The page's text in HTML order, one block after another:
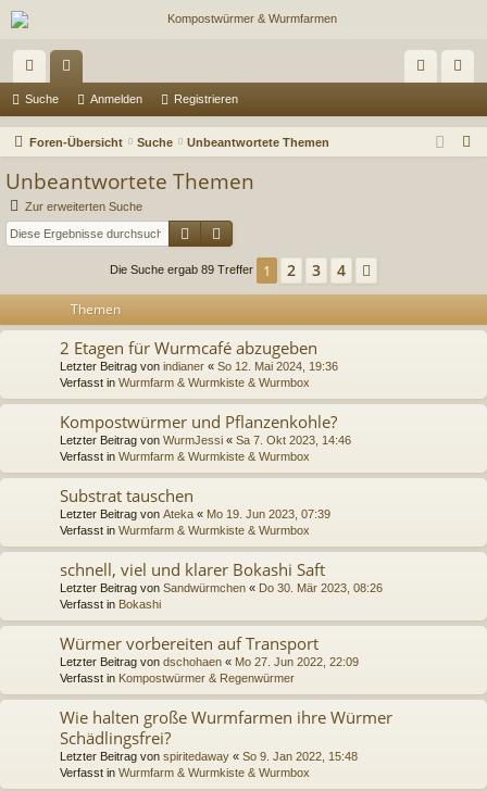
ch
ne
riff
en m ist
Suche Anmelden Registrieren
Foren-Übersicht Suche Unbeantwortete Themen
Unbeantwortete Themen
Zur erweiterten Suche
Suche
Die Suche ergab 89 Treffer 1 2 3 4
Themen
2 Etagen für Wurmcafé abzugeben
Letzter Beitrag von indianer « So 12. Mai 2024, 19:36
Verfasst in Wurmfarm & Wurmkiste & Wurmbox
Kompostwürmer und Pflanzenkohle?
Letzter Beitrag von WurmJessi « Sa 7. Okt 2023, 14:46
Verfasst in Wurmfarm & Wurmkiste & Wurmbox
Substrat tauschen
Letzter Beitrag von Ateka « Mo 19. Jun 2023, 07:39
Verfasst in Wurmfarm & Wurmkiste & Wurmbox
schnell, viel und klarer Bokashi Saft
Letzter Beitrag von Sandwürmchen « Do 30. Mär 2023, 08:26
Verfasst in Bokashi
Würmer vorbereiten auf Transport
Letzter Beitrag von dschohaen « Mo 27. Jun 2022, 22:09
Verfasst in Kompostwürmer & Regenwürmer
Wie halten große Wurmfarmen ihre Würmer
Schädlingsfrei?
Letzter Beitrag von spiritedaway « So 9. Jan 2022, 15:48
Verfasst in Wurmfarm & Wurmkiste & Wurmbox